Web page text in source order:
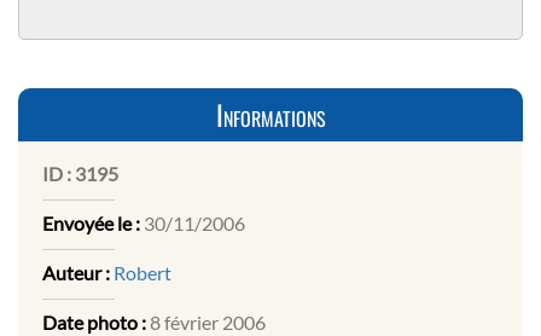
Informations
ID : 3195
Envoyée le : 30/11/2006
Auteur : Robert
Date photo :8 février 2006